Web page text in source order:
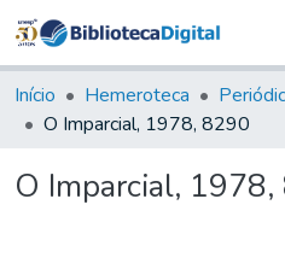
&
Tudo
Início Hemeroteca
O Imparcial, 1978, 8290
O Imparcial,